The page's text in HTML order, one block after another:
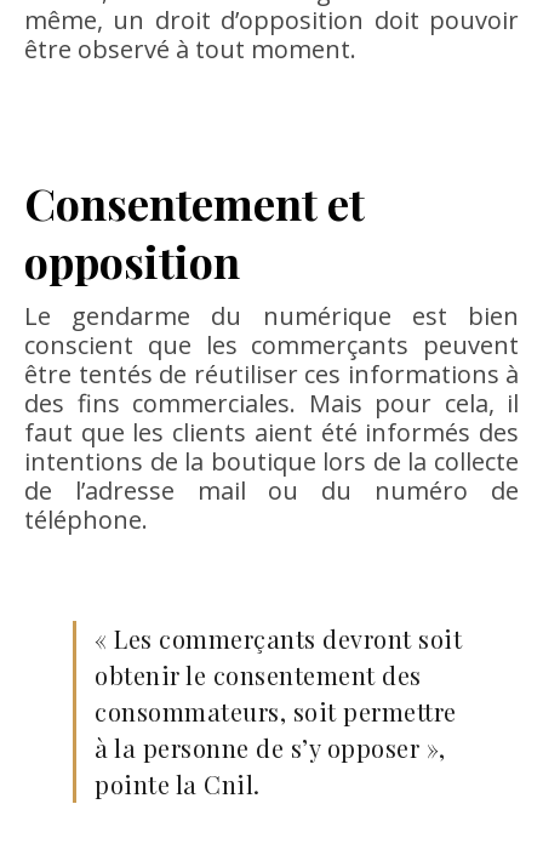
même, un droit d’opposition doit pouvoir
être observé à tout moment.
Consentement et
opposition
Le gendarme du numérique est bien
conscient que les commerçants peuvent
être tentés de réutiliser ces informations à
des fins commerciales. Mais pour cela, il
faut que les clients aient été informés des
intentions de la boutique lors de la collecte
de l’adresse mail ou du numéro de
téléphone.
« Les commerçants devront soit
obtenir le consentement des
consommateurs, soit permettre
à la personne de s’y opposer »,
pointe la Cnil.